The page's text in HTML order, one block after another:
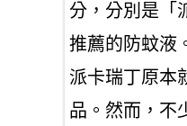
分，分別是「
推薦的防蚊液
派卡瑞丁原本
品。然而，不